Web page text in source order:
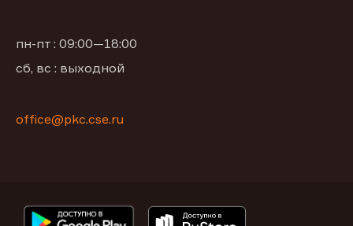
пн-пт : 09:00—18:00
сб, вс : выходной
office@pkc.cse.ru